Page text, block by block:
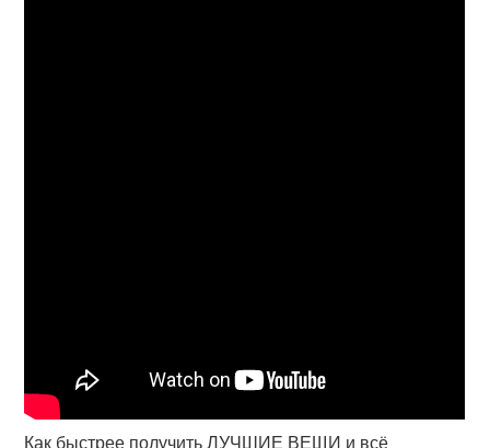
Как быстрее получить ЛУЧШИЕ ВЕЩИ и всё